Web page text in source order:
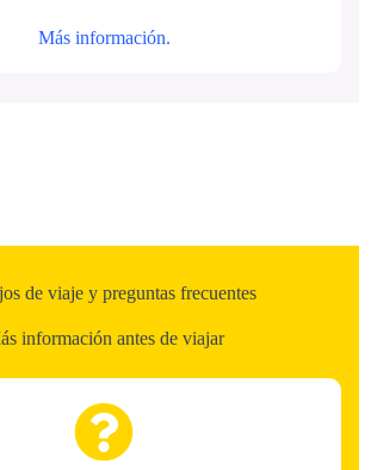
Más información.
de viaje y preguntas frecuentes
información antes de viajar